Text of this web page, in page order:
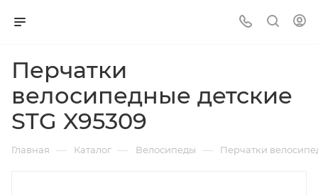
Перчатки
велосипедные детские
STG X95309
Главная — Каталог — Велосипеды — Перчатки